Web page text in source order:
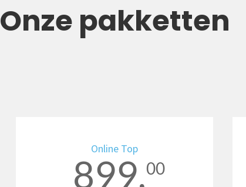
Onze pakketten
Online Top
899,00